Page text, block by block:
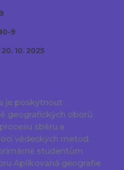
9
20. 10. 2025
je poskytnout
geografických oborů
sběru a
vědeckých metod.
studentům
Aplikovaná geografie